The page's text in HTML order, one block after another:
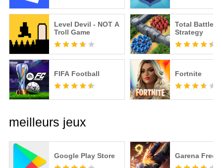
Level Devil - NOT A
Troll Game
Total Battle:
Strategy
FIFA Football Fortnite
meilleurs jeux
Google Play Store Garena Free